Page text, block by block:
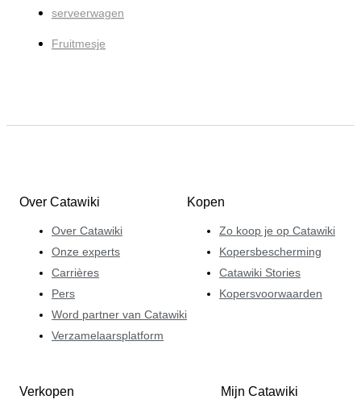
serveerwagen
Fruitmesje
Over Catawiki
Over Catawiki
Onze experts
Carrières
Pers
Word partner van Catawiki
Verzamelaarsplatform
Kopen
Zo koop je op Catawiki
Kopersbescherming
Catawiki Stories
Kopersvoorwaarden
Verkopen Mijn Catawiki